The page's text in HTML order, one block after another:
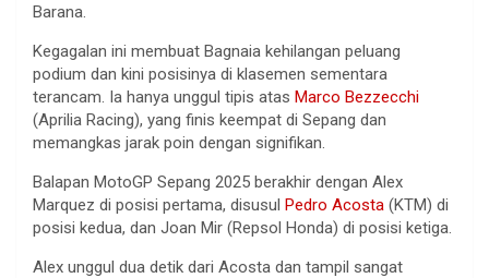
Barana.
Kegagalan ini membuat Bagnaia kehilangan peluang
podium dan kini posisinya di klasemen sementara
terancam. Ia hanya unggul tipis atas Marco Bezzecchi
(Aprilia Racing), yang finis keempat di Sepang dan
memangkas jarak poin dengan signifikan.
Balapan MotoGP Sepang 2025 berakhir dengan Alex
Marquez di posisi pertama, disusul Pedro Acosta (KTM) di
posisi kedua, dan Joan Mir (Repsol Honda) di posisi ketiga.
Alex unggul dua detik dari Acosta dan tampil sangat